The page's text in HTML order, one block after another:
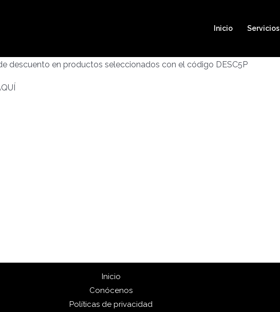
Inicio Servicios
descuento en productos seleccionados con el código DESC5P
Inicio
Conócenos
Políticas de privacidad